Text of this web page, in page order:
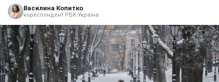
Василина Копитко
кореспондент РБК-Україна